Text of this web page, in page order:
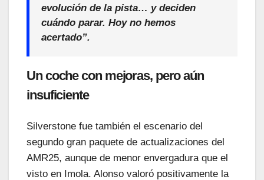
evolución de la pista… y deciden
cuándo parar. Hoy no hemos
acertado”.
Un coche con mejoras, pero aún
insuficiente
Silverstone fue también el escenario del
segundo gran paquete de actualizaciones del
AMR25, aunque de menor envergadura que el
visto en Imola. Alonso valoró positivamente la